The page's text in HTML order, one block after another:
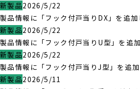
新製品2026/5/22
製品情報に「フック付戸当りDX」を追加
新製品2026/5/22
製品情報に「フック付戸当りU型」を追加
新製品2026/5/22
製品情報に「フック付戸当りJ型」を追加
新製品2026/5/11